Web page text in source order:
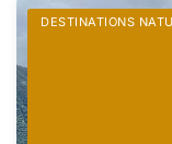
DESTINATIONS